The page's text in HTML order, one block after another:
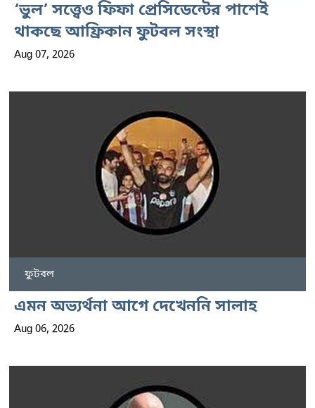
‘ভুল’ সত্ত্বেও ফিফা প্রেসিডেন্টের পাশেই
থাকছে আফ্রিকান ফুটবল সংস্থা
Aug 07, 2026
ফুটবল
এমন অভ্যর্থনা আগে দেখেননি সালাহ
Aug 06, 2026